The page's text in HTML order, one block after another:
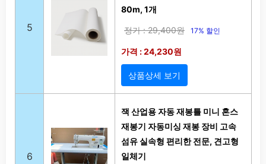
5
80m, 1개
정가 : 29,400원 17% 할인
가격 : 24,230원
상품상세 보기
6
잭 산업용 자동 재봉틀 미니 혼스
재봉기 자동미싱 재봉 장비 고속
섬유 실속형 편리한 전문, 견고형
일체기